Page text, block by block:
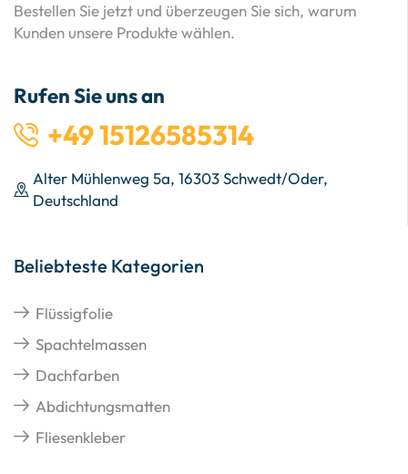
Bestellen Sie jetzt und überzeugen Sie sich, warum
Kunden unsere Produkte wählen.
Rufen Sie uns an
+49 15126585314
Alter Mühlenweg 5a, 16303 Schwedt/Oder,
Deutschland
Beliebteste Kategorien
Flüssigfolie
Spachtelmassen
Dachfarben
Abdichtungsmatten
Fliesenkleber